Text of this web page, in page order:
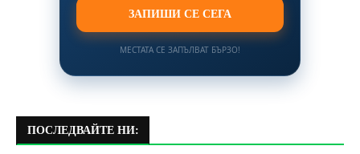
ЗАПИШИ СЕ СЕГА
МЕСТАТА СЕ ЗАПЪЛВАТ БЪРЗО!
ПОСЛЕДВАЙТЕ НИ: